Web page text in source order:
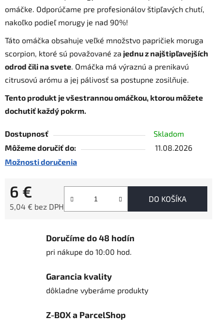
omáčke. Odporúčame pre profesionálov štipľavých chutí,
nakoľko podieľ morugy je nad 90%!
Táto omáčka obsahuje veľké množstvo papričiek moruga
scorpion, ktoré sú považované za jednu z najštipľavejších
odrod čili na svete. Omáčka má výraznú a prenikavú
citrusovú arómu a jej pálivosť sa postupne zosilňuje.
Tento produkt je všestrannou omáčkou, ktorou môžete
dochutiť každý pokrm.
Dostupnosť
Skladom
Môžeme doručiť do:
11.08.2026
Možnosti doručenia
6 €
5,04 € bez DPH
DO KOŠÍKA
Doručíme do 48 hodín
pri nákupe do 10:00 hod.
Garancia kvality
dôkladne vyberáme produkty
Z-BOX a ParcelShop